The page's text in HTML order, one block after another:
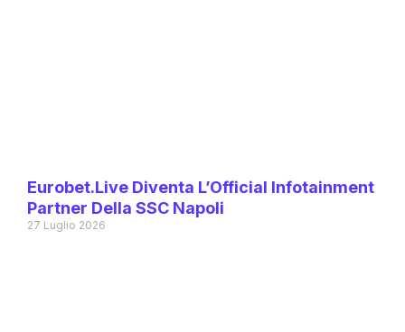
Eurobet.live Diventa L’Official Infotainment
Partner Della SSC Napoli
27 Luglio 2026